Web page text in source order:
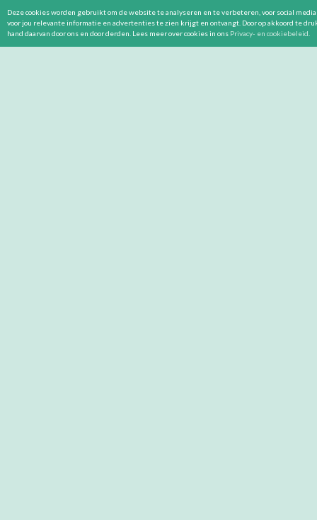
Deze cookies worden gebruikt om de website te analyseren en te verbeteren, voor social
voor jou relevante informatie en advertenties te zien krijgt en ontvangt. Door op akkoord te
hand daarvan door ons en door derden. Lees meer over cookies in ons Privacy- en cookiebeleid